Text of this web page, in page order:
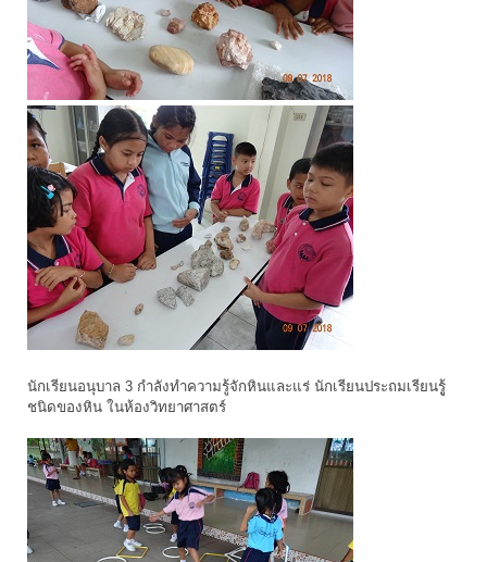
นักเรียนอนุบาล 3 กำลังทำความรู้จักหินและแร่ นักเรียนประถมเรียนรูู้
ชนิดของหิน ในห้องวิทยาศาสตร์